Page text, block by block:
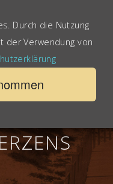
Durch die Nutzung
der Verwendung von